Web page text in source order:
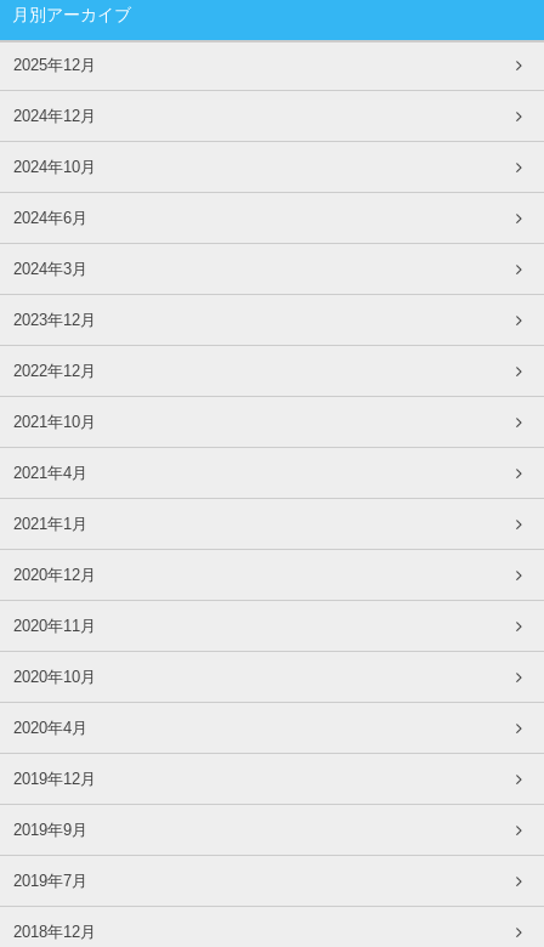
月別アーカイブ
2025年12月
2024年12月
2024年10月
2024年6月
2024年3月
2023年12月
2022年12月
2021年10月
2021年4月
2021年1月
2020年12月
2020年11月
2020年10月
2020年4月
2019年12月
2019年9月
2019年7月
2018年12月